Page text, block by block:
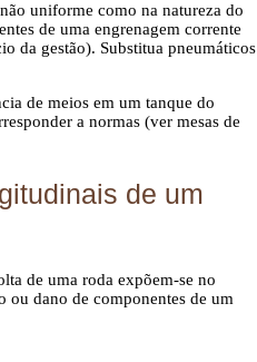
uniforme como na natureza do
de uma engrenagem corrente
da gestão). Substitua pneumáticos
de meios em um tanque do
a normas (ver mesas de
de um
de uma roda expõem-se no
ou dano de componentes de um